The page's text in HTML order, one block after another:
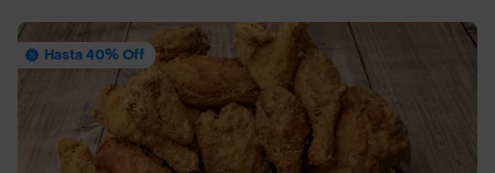
Hasta 40% Off